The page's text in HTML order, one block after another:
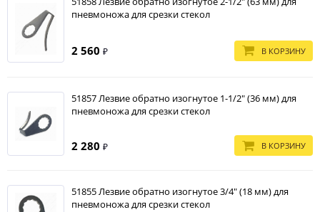
пневмоножа для срезки стекол
2 560 ₽ В КОРЗИНУ
51857 Лезвие обратно изогнутое 1-1/2" (36 мм) для
пневмоножа для срезки стекол
2 280 ₽ В КОРЗИНУ
51855 Лезвие обратно изогнутое 3/4" (18 мм) для
пневмоножа для срезки стекол